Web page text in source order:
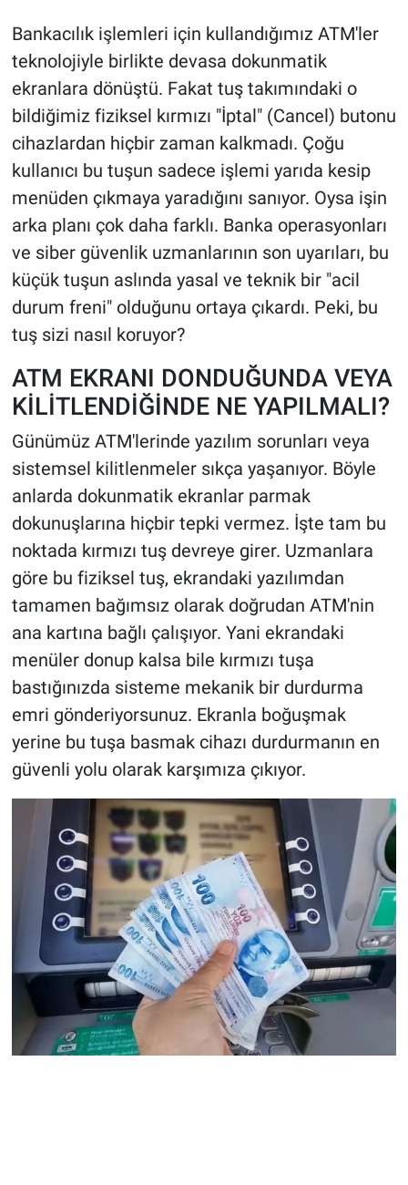
Bankacılık işlemleri için kullandığımız ATM'ler
teknolojiyle birlikte devasa dokunmatik
ekranlara dönüştü. Fakat tuş takımındaki o
bildiğimiz fiziksel kırmızı "İptal" (Cancel) butonu
cihazlardan hiçbir zaman kalkmadı. Çoğu
kullanıcı bu tuşun sadece işlemi yarıda kesip
menüden çıkmaya yaradığını sanıyor. Oysa işin
arka planı çok daha farklı. Banka operasyonları
ve siber güvenlik uzmanlarının son uyarıları, bu
küçük tuşun aslında yasal ve teknik bir "acil
durum freni" olduğunu ortaya çıkardı. Peki, bu
tuş sizi nasıl koruyor?
ATM EKRANI DONDUĞUNDA VEYA
KİLİTLENDİĞİNDE NE YAPILMALI?
Günümüz ATM'lerinde yazılım sorunları veya
sistemsel kilitlenmeler sıkça yaşanıyor. Böyle
anlarda dokunmatik ekranlar parmak
dokunuşlarına hiçbir tepki vermez. İşte tam bu
noktada kırmızı tuş devreye girer. Uzmanlara
göre bu fiziksel tuş, ekrandaki yazılımdan
tamamen bağımsız olarak doğrudan ATM'nin
ana kartına bağlı çalışıyor. Yani ekrandaki
menüler donup kalsa bile kırmızı tuşa
bastığınızda sisteme mekanik bir durdurma
emri gönderiyorsunuz. Ekranla boğuşmak
yerine bu tuşa basmak cihazı durdurmanın en
güvenli yolu olarak karşımıza çıkıyor.